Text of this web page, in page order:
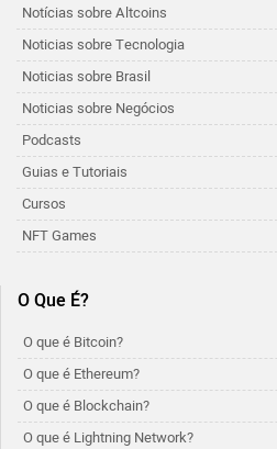
Notícias sobre Altcoins
Noticias sobre Tecnologia
Noticias sobre Brasil
Noticias sobre Negócios
Podcasts
Guias e Tutoriais
Cursos
NFT Games
O Que É?
O que é Bitcoin?
O que é Ethereum?
O que é Blockchain?
O que é Lightning Network?